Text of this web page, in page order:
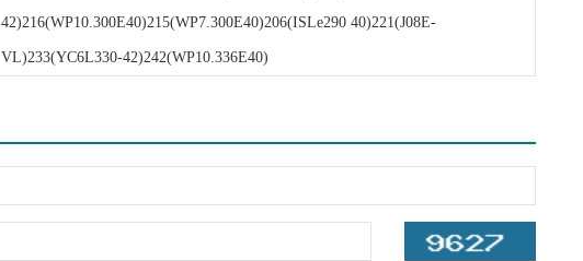
42)216(WP10.300E40)215(WP7.300E40)206(ISLe290 40)221(J08E-
VL)233(YC6L330-42)242(WP10.336E40)